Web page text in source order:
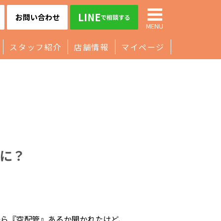
お問い合わせ LINEで相談する
MENU
スタッフ紹介 店舗情報 マイページ
？